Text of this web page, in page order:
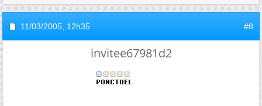
11/03/2005, 12h35 #8
invitee67981d2